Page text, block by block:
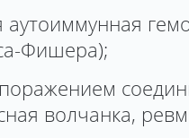
Фишера);
волчанка,